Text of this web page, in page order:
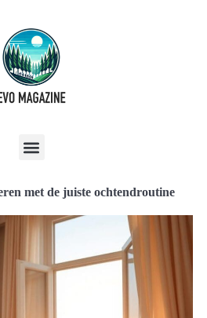
met de juiste ochtendroutine